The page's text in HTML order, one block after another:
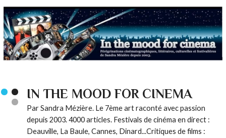
IN THE MOOD FOR CINEMA
Par Sandra Mézière. Le 7ème art raconté avec passion
depuis 2003. 4000 articles. Festivals de cinéma en direct :
Deauville, La Baule, Cannes, Dinard...Critiques de films :